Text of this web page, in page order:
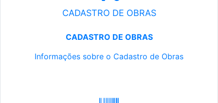
CADASTRO DE OBRAS
CADASTRO DE OBRAS
Informações sobre o Cadastro de Obras